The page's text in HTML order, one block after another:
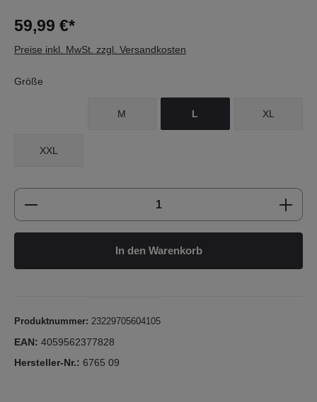
59,99 €*
Preise inkl. MwSt. zzgl. Versandkosten
Größe
M L XL
XXL
Produkt Anzahl: Gib den gewünschten
In den Warenkorb
Produktnummer: 23229705604105
EAN: 4059562377828
Hersteller-Nr.: 6765 09